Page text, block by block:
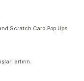
Scratch Card Pop Ups
artırın.